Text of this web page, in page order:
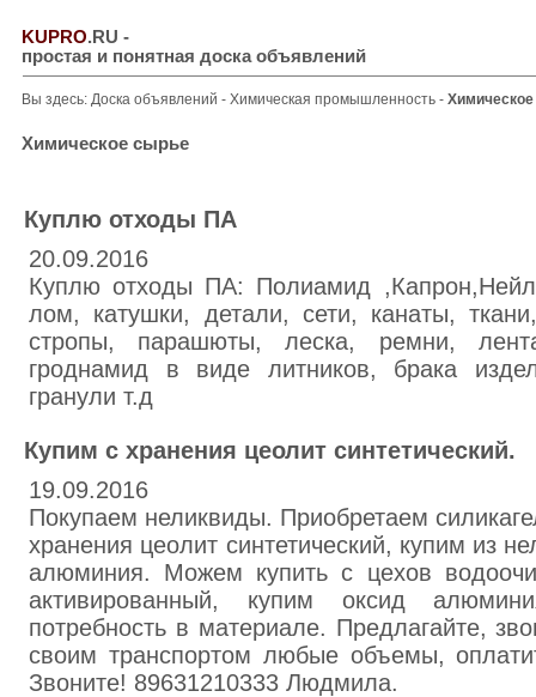
KUPRO.RU -
простая и понятная доска объявлений
Вы здесь: Доска объявлений - Химическая промышленность -
Химическое сырье
Куплю отходы ПА
20.09.2016
Куплю отходы ПА: Полиамид
лом, катушки, детали, сети, канаты,
стропы, парашюты, леска, ремни,
гроднамид в виде литников, брака
гранули т.д
Купим с хранения цеолит синтетический.
19.09.2016
Покупаем неликвиды. Приобретаем
хранения цеолит синтетический, купим из
алюминия. Можем купить с цехов
активированный, купим оксид
потребность в материале. Предлагайте,
своим транспортом любые объемы,
Звоните! 89631210333 Людмила.